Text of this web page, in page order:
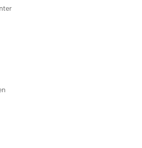
für das duplizierte Profil ein,
Plus-Anmeldebenutzer für
MITHILFE DIESES ARTIKELS
damit wir uns verbessern können.